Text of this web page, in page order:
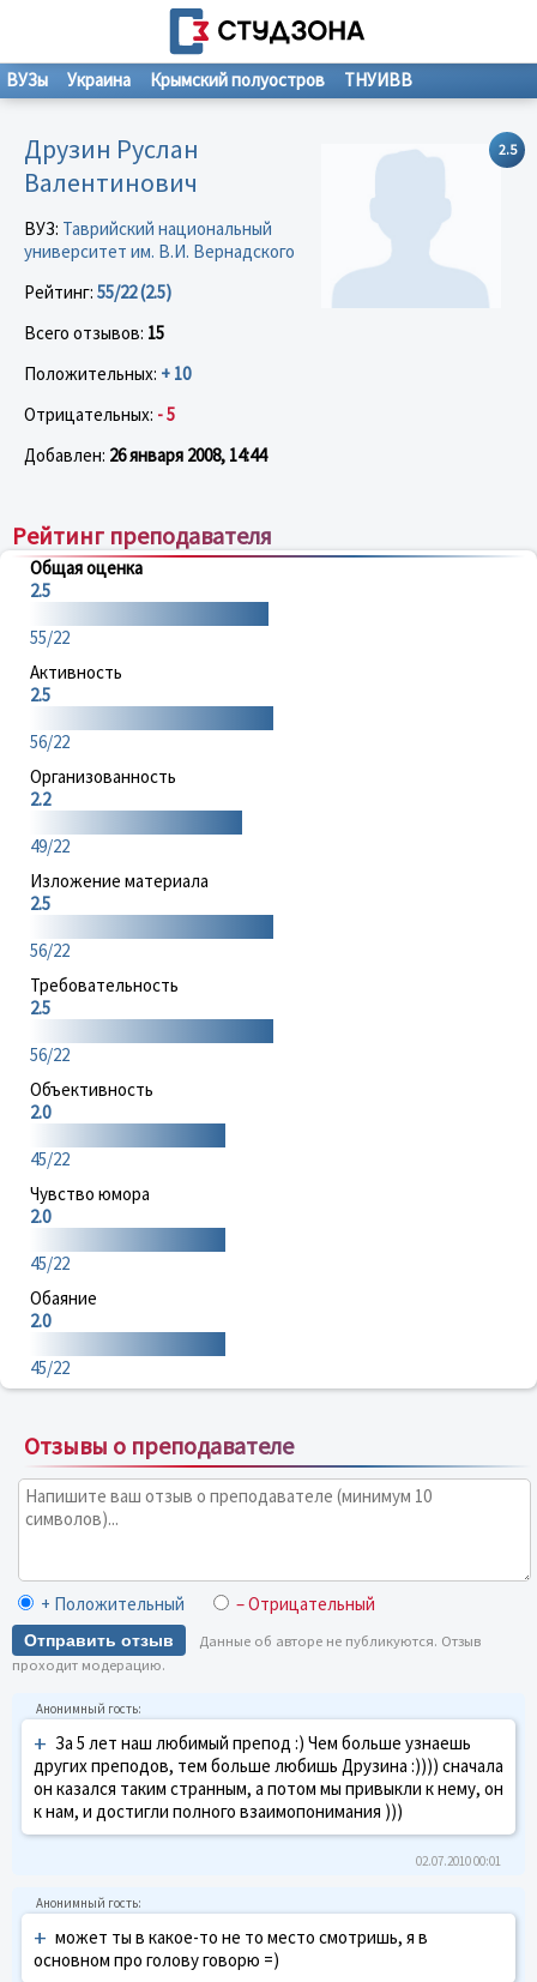
ВУЗы Украина Крымский полуостров ТНУИВВ
2.5
Друзин Руслан
Валентинович
ВУЗ: Таврийский национальный
университет им. В.И. Вернадского
Рейтинг: 55/22 (2.5)
Всего отзывов: 15
Положительных: + 10
Отрицательных: - 5
Добавлен: 26 января 2008, 14:44
Рейтинг преподавателя
Общая оценка
2.5
55/22
Активность
2.5
56/22
Организованность
2.2
49/22
Изложение материала
2.5
56/22
Требовательность
2.5
56/22
Объективность
2.0
45/22
Чувство юмора
2.0
45/22
Обаяние
2.0
45/22
Отзывы о преподавателе
+ Положительный – Отрицательный
Отправить отзыв
Данные об авторе не публикуются. Отзыв
проходит модерацию.
+ За 5 лет наш любимый препод :) Чем больше узнаешь
других преподов, тем больше любишь Друзина :)))) сначала
он казался таким странным, а потом мы привыкли к нему, он
к нам, и достигли полного взаимопонимания )))
02.07.2010 00:01
+ может ты в какое-то не то место смотришь, я в
основном про голову говорю =)